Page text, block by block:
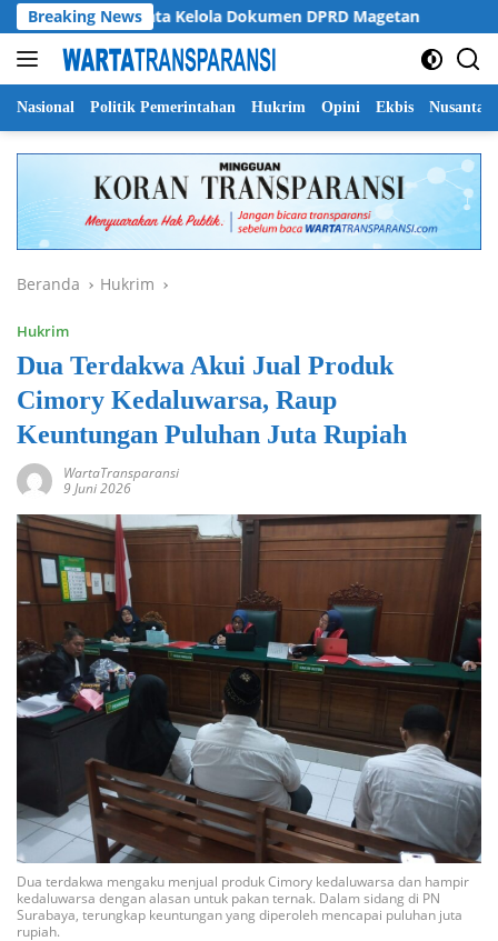
Langsung
ke
konten
Breaking News
Soroti Tata Kelola Dokumen DPRD Magetan
Nasional Politik Pemerintahan Hukrim Opini Ekbis Nusantara
Beranda Hukrim
Hukrim
Dua Terdakwa Akui Jual Produk
Cimory Kedaluwarsa, Raup
Keuntungan Puluhan Juta Rupiah
WartaTransparansi
9 Juni 2026
Dua terdakwa mengaku menjual produk Cimory kedaluwarsa dan hampir
kedaluwarsa dengan alasan untuk pakan ternak. Dalam sidang di PN
Surabaya, terungkap keuntungan yang diperoleh mencapai puluhan juta
rupiah.